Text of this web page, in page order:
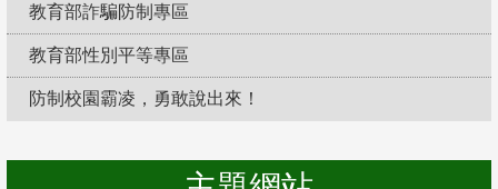
教育部詐騙防制專區
教育部性別平等專區
防制校園霸凌，勇敢說出來！